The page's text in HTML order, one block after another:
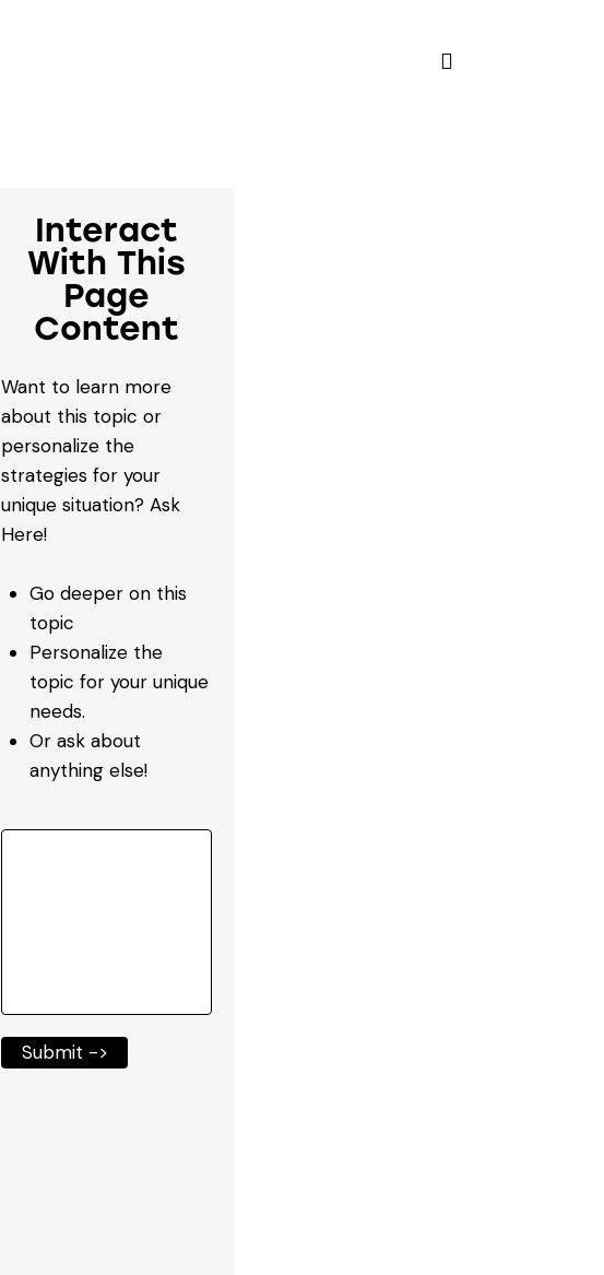
Interact
With This
Page
Content
Want to learn more
about this topic or
personalize the
strategies for your
unique situation? Ask
Here!
Go deeper on this
topic
Personalize the
topic for your unique
needs.
Or ask about
anything else!
Submit ->